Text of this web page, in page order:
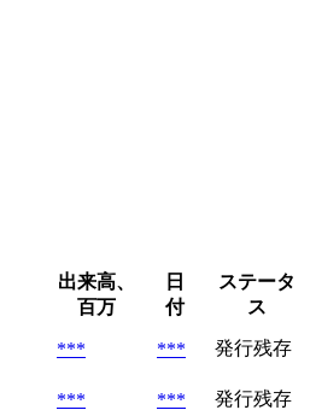
出来高、
百万
日
付
ステータ
ス
*** ***
発行残存
*** ***
発行残存